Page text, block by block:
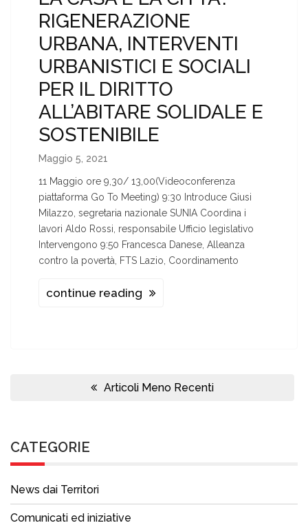
RIGENERAZIONE
URBANA, INTERVENTI
URBANISTICI E SOCIALI
PER IL DIRITTO
ALL’ABITARE SOLIDALE E
SOSTENIBILE
Maggio 5, 2021
11 Maggio ore 9,30/ 13,00(Videoconferenza
piattaforma Go To Meeting) 9:30 Introduce Giusi
Milazzo, segretaria nazionale SUNIA Coordina i
lavori Aldo Rossi, responsabile Ufficio legislativo
Intervengono 9:50 Francesca Danese, Alleanza
contro la povertà, FTS Lazio, Coordinamento
continue reading
Articoli Meno Recenti
CATEGORIE
News dai Territori
Comunicati ed iniziative